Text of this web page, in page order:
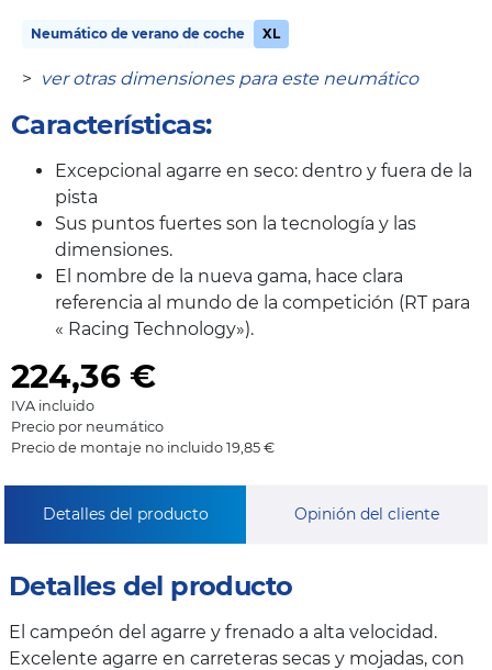
Neumático de verano de coche XL
> ver otras dimensiones para este neumático
Características:
Excepcional agarre en seco: dentro y fuera de la
pista
Sus puntos fuertes son la tecnología y las
dimensiones.
El nombre de la nueva gama, hace clara
referencia al mundo de la competición (RT para
« Racing Technology»).
224,36 €
IVA incluido
Precio por neumático
Precio de montaje no incluido 19,85 €
Detalles del producto Opinión del cliente
Detalles del producto
El campeón del agarre y frenado a alta velocidad.
Excelente agarre en carreteras secas y mojadas, con